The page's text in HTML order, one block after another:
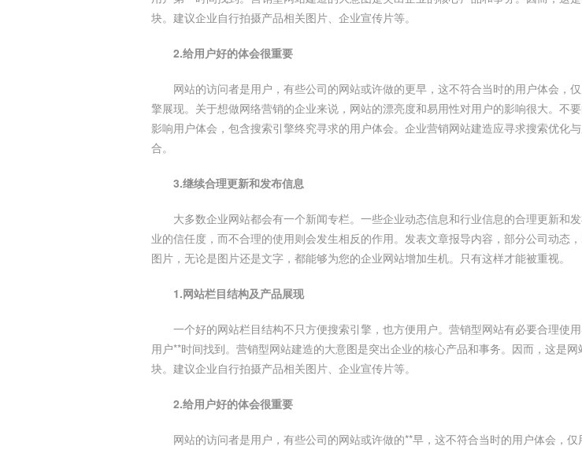
块。建议企业自行拍摄产品相关图片、企业宣传片等。
2.给用户好的体会很重要
网站的访问者是用户，有些公司的网站或许做的更早，这不符合当时的用户体会，
擎展现。关于想做网络营销的企业来说，网站的漂亮度和易用性对用户的影响很大。不
影响用户体会，包含搜索引擎终究寻求的用户体会。企业营销网站建造应寻求搜索优化
合。
3.继续合理更新和发布信息
大多数企业网站都会有一个新闻专栏。一些企业动态信息和行业信息的合理更新和
业的信任度，而不合理的使用则会发生相反的作用。发表文章报导内容，部分公司动态
图片，无论是图片还是文字，都能够为您的企业网站增加生机。只有这样才能被重视。
1.网站栏目结构及产品展现
一个好的网站栏目结构不只方便搜索引擎，也方便用户。营销型网站有必要合理使
用户**时间找到。营销型网站建造的大意图是突出企业的核心产品和事务。因而，这是网
块。建议企业自行拍摄产品相关图片、企业宣传片等。
2.给用户好的体会很重要
网站的访问者是用户，有些公司的网站或许做的**早，这不符合当时的用户体会，仅